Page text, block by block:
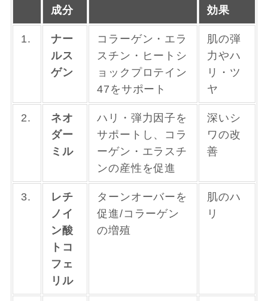
成分 効果
1.
ナー
ルス
ゲン
コラーゲン・エラ
スチン・ヒートシ
ョックプロテイン
47をサポート
肌の弾
力やハ
リ・ツ
ヤ
2.
ネオ
ダー
ミル
ハリ・弾力因子を
サポートし、コラ
ーゲン・エラスチ
ンの産性を促進
深いシ
ワの改
善
3.
レチ
ノイ
ン酸
トコ
フェ
リル
ターンオーバーを
促進/コラーゲン
の増殖
肌のハ
リ